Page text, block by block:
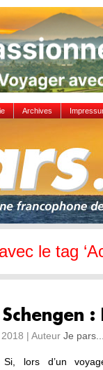
Archives
le tag
Schengen
| Auteur Je
Si, lors d’un